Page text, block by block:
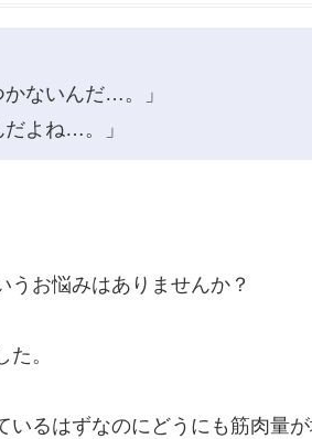
ないんだ…。」
よね…。」
お悩みはありませんか？
。
るはずなのにどうにも筋肉量が